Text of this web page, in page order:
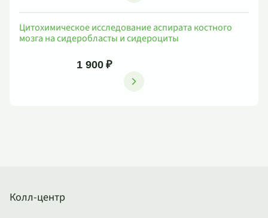
Цитохимическое исследование аспирата костного
мозга на сидеробласты и сидероциты
1 900 ₽
Колл-центр